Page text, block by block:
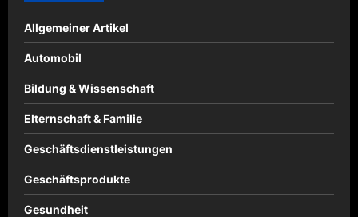
Allgemeiner Artikel
Automobil
Bildung & Wissenschaft
Elternschaft & Familie
Geschäftsdienstleistungen
Geschäftsprodukte
Gesundheit